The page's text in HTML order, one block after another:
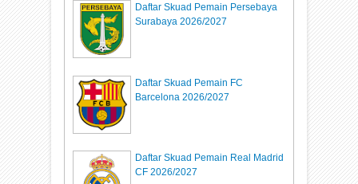
Daftar Skuad Pemain Persebaya
Surabaya 2026/2027
Daftar Skuad Pemain FC
Barcelona 2026/2027
Daftar Skuad Pemain Real Madrid
CF 2026/2027